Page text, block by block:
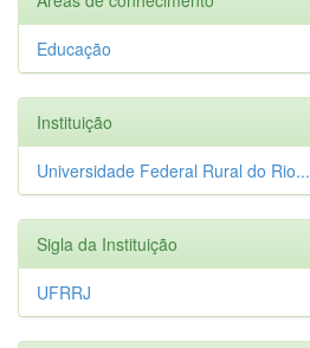
Educação
Instituição
Universidade Federal Rural do Rio...
Sigla da Instituição
UFRRJ